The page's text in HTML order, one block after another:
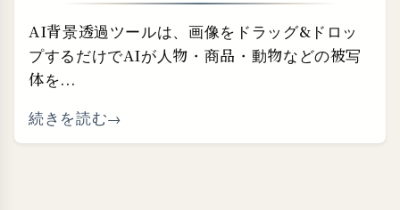
AI背景透過ツールは、画像をドラッグ&ドロッ
プするだけでAIが人物・商品・動物などの被写
体を...
続きを読む